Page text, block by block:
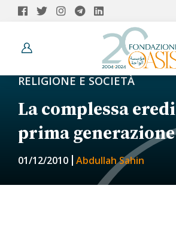
RELIGIONE E SOCIETÀ
La complessa
prima generazione
01/12/2010 Abdullah Sahin